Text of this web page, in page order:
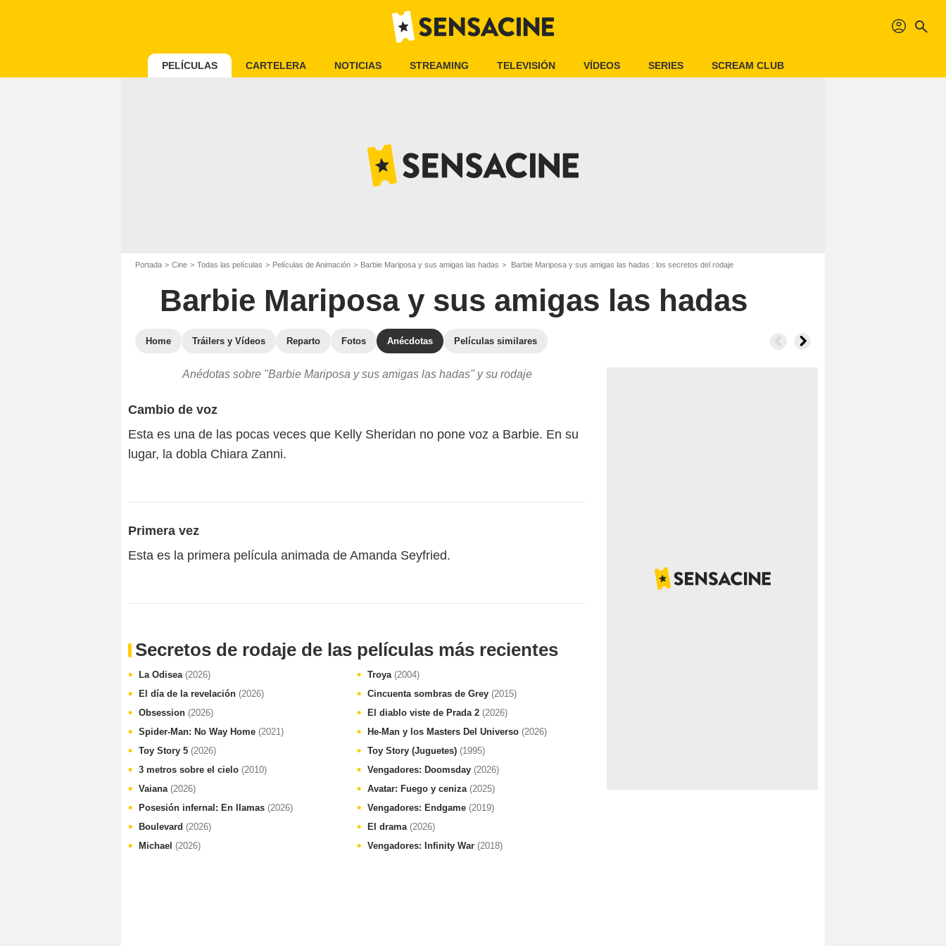
profil search
PELÍCULAS CARTELERA NOTICIAS STREAMING TELEVISIÓN VÍDEOS SERIES SCREAM CLUB
Portada Cine Todas las películas Películas de Animación Barbie Mariposa y sus amigas las hadas Barbie Mariposa y sus amigas las hadas : los secretos del rodaje
Barbie Mariposa y sus amigas las hadas
Home Tráilers y Vídeos Reparto Fotos Anécdotas Películas similares
Anédotas sobre "Barbie Mariposa y sus amigas las hadas" y su rodaje
Cambio de voz
Esta es una de las pocas veces que Kelly Sheridan no pone voz a Barbie. En su
lugar, la dobla Chiara Zanni.
Primera vez
Esta es la primera película animada de Amanda Seyfried.
Secretos de rodaje de las películas más recientes
La Odisea (2026)
El día de la revelación (2026)
Obsession (2026)
Spider-Man: No Way Home (2021)
Toy Story 5 (2026)
3 metros sobre el cielo (2010)
Vaiana (2026)
Posesión infernal: En llamas (2026)
Boulevard (2026)
Michael (2026)
Troya (2004)
Cincuenta sombras de Grey (2015)
El diablo viste de Prada 2 (2026)
He-Man y los Masters Del Universo (2026)
Toy Story (Juguetes) (1995)
Vengadores: Doomsday (2026)
Avatar: Fuego y ceniza (2025)
Vengadores: Endgame (2019)
El drama (2026)
Vengadores: Infinity War (2018)